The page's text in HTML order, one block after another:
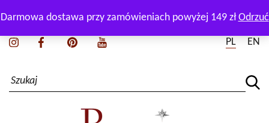
PL EN
Zadzwoń i zapytaj naszego doradcę:+48 511 165 550
Darmowa dostawa przy zamówieniach powyżej 149 złOdrzuć